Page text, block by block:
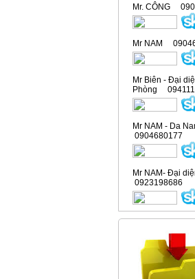
Mr. CÔNG
Mr NAM
Mr Biên - Đại
Phòng
Mr NAM - Da
0904680177
Mr NAM- Đại
0923198686